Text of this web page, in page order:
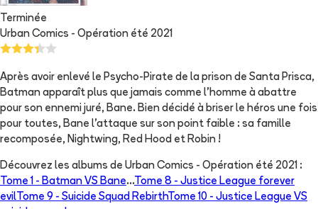
Terminée
Urban Comics - Opération été 2021
Après avoir enlevé le Psycho-Pirate de la prison de Santa Prisca,
Batman apparaît plus que jamais comme l'homme à abattre
pour son ennemi juré, Bane. Bien décidé à briser le héros une fois
pour toutes, Bane l'attaque sur son point faible : sa famille
recomposée, Nightwing, Red Hood et Robin !
Découvrez les albums de Urban Comics - Opération été 2021 :
Tome 1 - Batman VS Bane...Tome 8 - Justice League forever
evil Tome 9 - Suicide Squad RebirthTome 10 - Justice League VS